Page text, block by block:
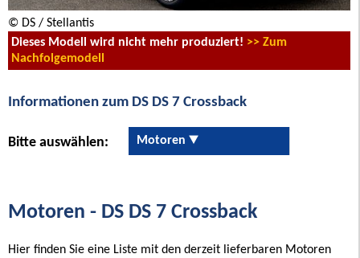
© DS / Stellantis
Dieses Modell wird nicht mehr produziert! >> Zum
Nachfolgemodell
Informationen zum DS DS 7 Crossback
Bitte auswählen: Motoren
Motoren - DS DS 7 Crossback
Hier finden Sie eine Liste mit den derzeit lieferbaren Motoren